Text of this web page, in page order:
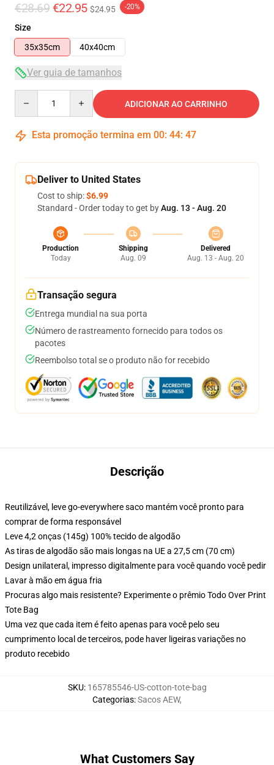
€28.69 €22.95 $24.95 -20%
Size
35x35cm
40x40cm
Ver guia de tamanhos
ADICIONAR AO CARRINHO
Esta promoção termina em 00: 44: 46
Deliver to United States
Cost to ship:$6.99
Standard - Order today to get byAug. 13 - Aug. 20
Production
Today
Shipping
Aug. 09
Delivered
Aug. 13 - Aug. 20
Transação segura
Entrega mundial na sua porta
Número de rastreamento fornecido para todos os
pacotes
Reembolso total se o produto não for recebido
Descrição
Reutilizável, leve go-everywhere saco mantém você pronto para
comprar de forma responsável
Leve 4,2 onças (145g) 100% tecido de algodão
As tiras de algodão são mais longas na UE a 27,5 cm (70 cm)
Design unilateral, impresso digitalmente para você quando você pedir
Lavar à mão em água fria
Procuras algo mais resistente? Experimente o prêmio Todo Over Print
Tote Bag
Uma vez que cada item é feito apenas para você pelo seu
cumprimento local de terceiros, pode haver ligeiras variações no
produto recebido
SKU: 165785546-US-cotton-tote-bag
Categorias:Sacos AEW,
What Customers Say